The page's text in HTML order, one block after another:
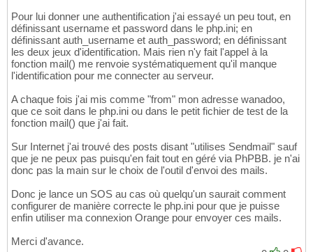
Pour lui donner une authentification j'ai essayé un peu tout, en
définissant username et password dans le php.ini; en
définissant auth_username et auth_password; en définissant
les deux jeux d'identification. Mais rien n'y fait l'appel à la
fonction mail() me renvoie systématiquement qu'il manque
l'identification pour me connecter au serveur.
A chaque fois j'ai mis comme "from" mon adresse wanadoo,
que ce soit dans le php.ini ou dans le petit fichier de test de la
fonction mail() que j'ai fait.
Sur Internet j'ai trouvé des posts disant "utilises Sendmail" sauf
que je ne peux pas puisqu'en fait tout en géré via PhPBB. je n'ai
donc pas la main sur le choix de l'outil d'envoi des mails.
Donc je lance un SOS au cas où quelqu'un saurait comment
configurer de manière correcte le php.ini pour que je puisse
enfin utiliser ma connexion Orange pour envoyer ces mails.
Merci d'avance.